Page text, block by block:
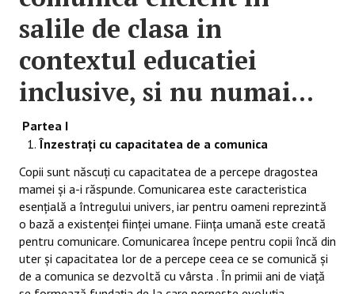
salile de clasa in
contextul educatiei
inclusive, si nu numai...
Partea I
Înzestrați cu capacitatea de a comunica
Copii sunt născuți cu capacitatea de a percepe dragostea
mamei și a-i răspunde. Comunicarea este caracteristica
esențială a întregului univers, iar pentru oameni reprezintă
o bază a existenței ființei umane. Ființa umană este creată
pentru comunicare. Comunicarea începe pentru copii încă din
uter și capacitatea lor de a percepe ceea ce se comunică și
de a comunica se dezvoltă cu vârsta . În primii ani de viață